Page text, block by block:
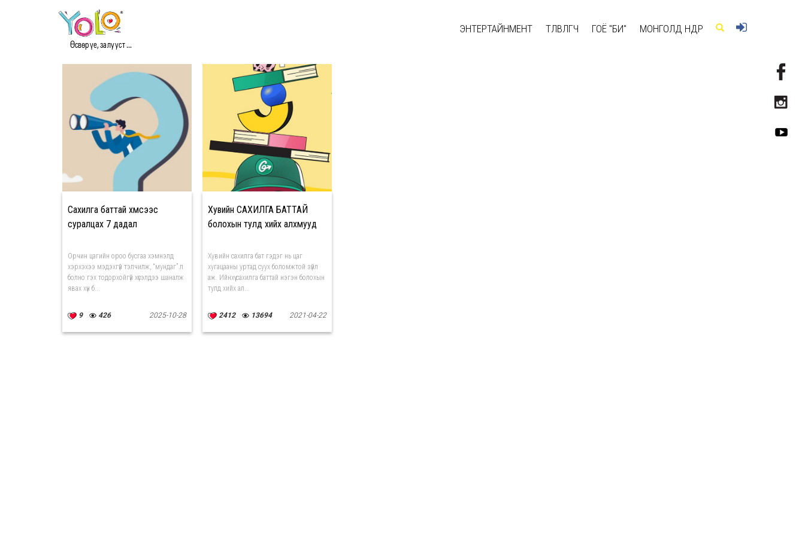
Өсвөр үе, залууст ...
ЭНТЕРТАЙНМЕНТ ТӨЛӨВЛӨГЧ ГОЁ "БИ" МОНГОЛД ӨНӨӨДӨР
#САХИЛГА БАТ МЭДЭЭ
Сахилга баттай хүмүүсээс
суралцах 7 дадал
Орчин цагийн ороо бусгаа хэмнэлд
хэрхэхээ мэдэхгүй тэлчилж, “мундаг” л
болно гэх тодорхойгүй хүсэлдээ шаналж
явах хүн б...
9 426 2025-10-28
Хувийн САХИЛГА БАТТАЙ
болохын тулд хийх алхмууд
Хувийн сахилга бат гэдэг нь цаг
хугацааны уртад суух боломжтой зүйл
аж. Ийнхүү сахилга баттай нэгэн болохын
тулд хийх ал...
2412 13694 2021-04-22